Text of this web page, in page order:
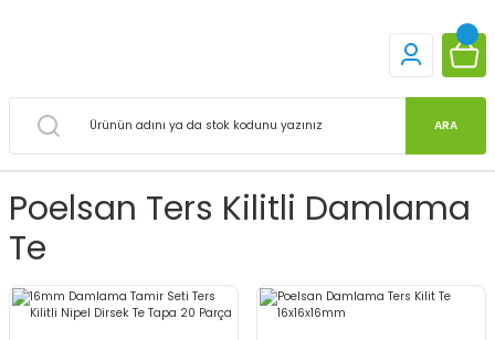
ARA
Poelsan Ters Kilitli Damlama
Te